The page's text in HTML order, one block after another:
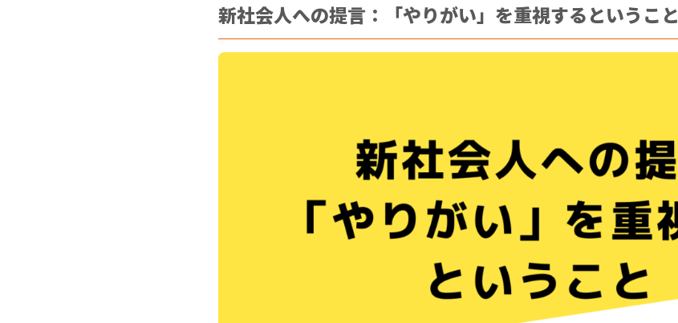
新社会人への提言：「やりがい」を重視するということ